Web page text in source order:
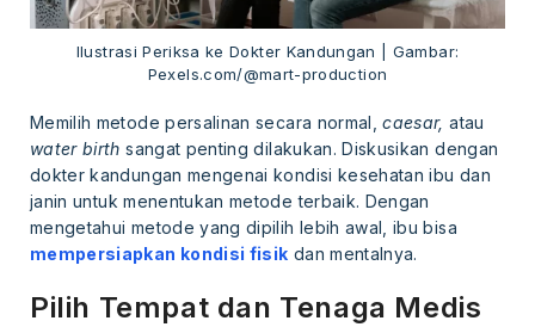
Ilustrasi Periksa ke Dokter Kandungan | Gambar:
Pexels.com/@mart-production
Memilih metode persalinan secara normal,caesar,atau
water birth sangat penting dilakukan. Diskusikan dengan
dokter kandungan mengenai kondisi kesehatan ibu dan
janin untuk menentukan metode terbaik. Dengan
mengetahui metode yang dipilih lebih awal, ibu bisa
mempersiapkan kondisi fisik dan mentalnya.
Pilih Tempat dan Tenaga Medis